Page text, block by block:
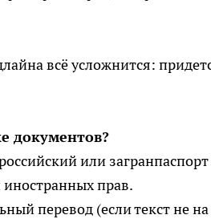
всё усложнится:
документов?
или
прав.
перевод (если текст не